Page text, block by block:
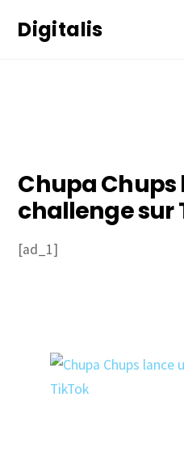
Digitalis
Chupa Chups
challenge sur
[ad_1]